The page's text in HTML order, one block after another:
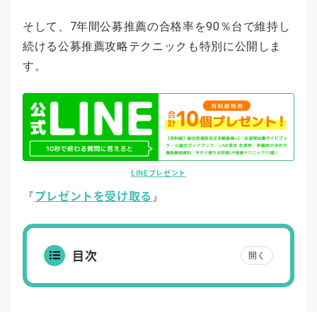
そして、7年間公募推薦の合格率を90％台で維持し
続ける公募推薦攻略テクニックも特別に公開しま
す。
LINEプレゼント
『プレゼントを受け取る 』
目次 開く